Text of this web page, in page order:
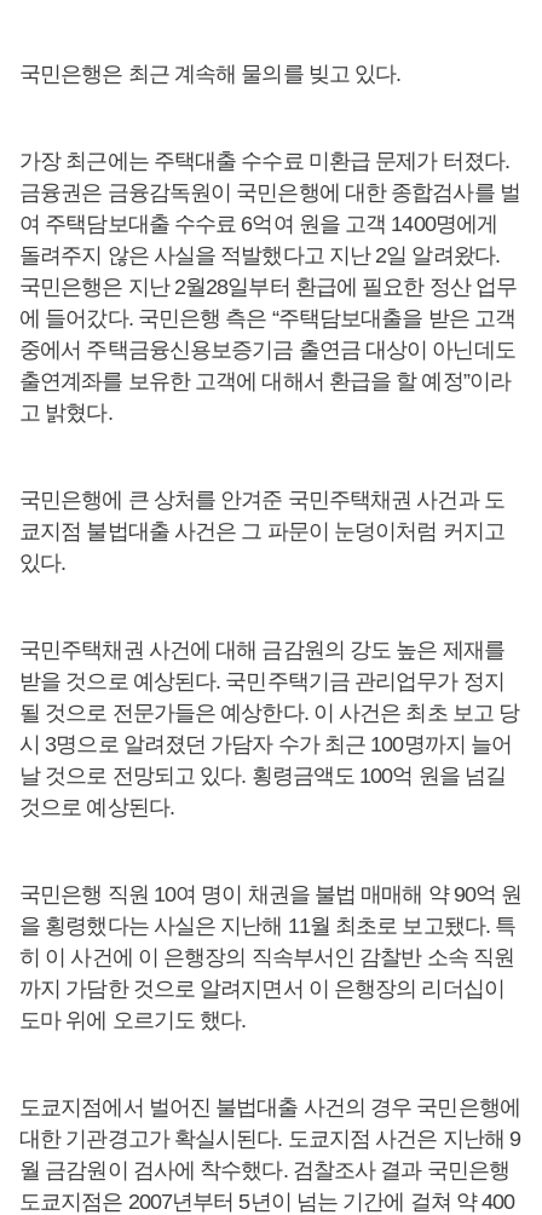
국민은행은 최근 계속해 물의를 빚고 있다.
가장 최근에는 주택대출 수수료 미환급 문제가 터졌다.
금융권은 금융감독원이 국민은행에 대한 종합검사를 벌
여 주택담보대출 수수료 6억여 원을 고객 1400명에게
돌려주지 않은 사실을 적발했다고 지난 2일 알려왔다.
국민은행은 지난 2월28일부터 환급에 필요한 정산 업무
에 들어갔다. 국민은행 측은 “주택담보대출을 받은 고객
중에서 주택금융신용보증기금 출연금 대상이 아닌데도
출연계좌를 보유한 고객에 대해서 환급을 할 예정”이라
고 밝혔다.
국민은행에 큰 상처를 안겨준 국민주택채권 사건과 도
쿄지점 불법대출 사건은 그 파문이 눈덩이처럼 커지고
있다.
국민주택채권 사건에 대해 금감원의 강도 높은 제재를
받을 것으로 예상된다. 국민주택기금 관리업무가 정지
될 것으로 전문가들은 예상한다. 이 사건은 최초 보고 당
시 3명으로 알려졌던 가담자 수가 최근 100명까지 늘어
날 것으로 전망되고 있다. 횡령금액도 100억 원을 넘길
것으로 예상된다.
국민은행 직원 10여 명이 채권을 불법 매매해 약 90억 원
을 횡령했다는 사실은 지난해 11월 최초로 보고됐다. 특
히 이 사건에 이 은행장의 직속부서인 감찰반 소속 직원
까지 가담한 것으로 알려지면서 이 은행장의 리더십이
도마 위에 오르기도 했다.
도쿄지점에서 벌어진 불법대출 사건의 경우 국민은행에
대한 기관경고가 확실시된다. 도쿄지점 사건은 지난해 9
월 금감원이 검사에 착수했다. 검찰조사 결과 국민은행
도쿄지점은 2007년부터 5년이 넘는 기간에 걸쳐 약 400